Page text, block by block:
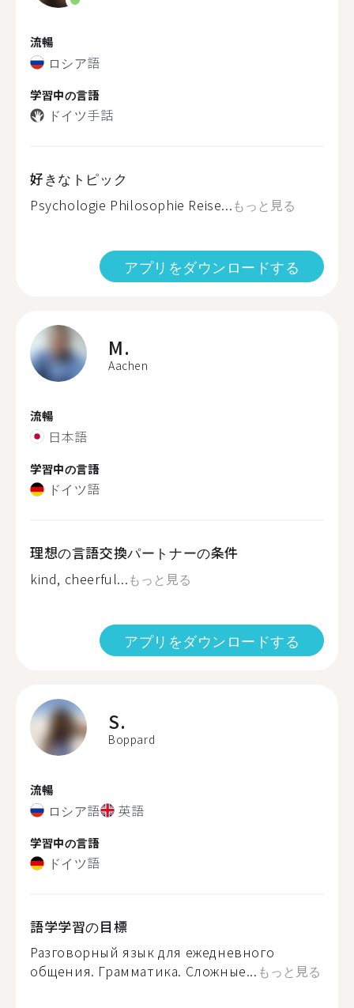
流暢
ロシア語
学習中の言語
ドイツ手話
好きなトピック
Psychologie Philosophie Reise...もっと見る
アプリをダウンロードする
M.
Aachen
流暢
日本語
学習中の言語
ドイツ語
理想の言語交換パートナーの条件
kind, cheerful...もっと見る
アプリをダウンロードする
S.
Boppard
流暢
ロシア語 英語
学習中の言語
ドイツ語
語学学習の目標
Разговорный язык для ежедневного
общения. Грамматика. Сложные... もっと見る